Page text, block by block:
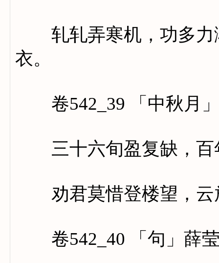
轧轧弄寒机，功多力
衣。
卷542_39 「中秋月
三十六旬盈复缺，百
劝君莫惜登楼望，云
卷542_40 「句」薛